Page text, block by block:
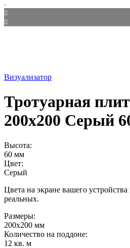
Визуализатор
Тротуарная
200х200 Серый
Высота:
60 мм
Цвет:
Серый
Цвета на экране вашего устройства
реальных.
Размеры:
200х200 мм
Количество на поддоне:
12 кв. м